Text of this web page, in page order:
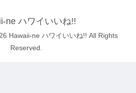
ne ハワイいいね!!
Hawaii-ne ハワイいいね!! All Rights
Reserved.